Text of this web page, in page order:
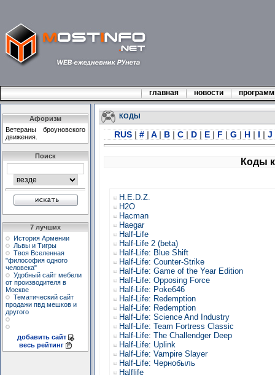
главная новости
Афоризм
Ветераны броуновского
движения.
Поиск
7 лучших
История Армении
Львы и Тигры
Твоя Вселенная
"философия одного
человека"
Удобный сайт мебели
от производителя в
Москве
Тематический сайт
продажи пвд мешков и
другого
добавить сайт
весь рейтинг
КОДЫ
RUS | # | A | B | C | D | E | F | G | H | I | J
Коды
H.E.D.Z.
H2O
Hacman
Haegar
Half-Life
Half-Life 2 (beta)
Half-Life: Blue Shift
Half-Life: Counter-Strike
Half-Life: Game of the Year Edition
Half-Life: Opposing Force
Half-Life: Poke646
Half-Life: Redemption
Half-Life: Redemption
Half-Life: Science And Industry
Half-Life: Team Fortress Classic
Half-Life: The Challendger Deep
Half-Life: Uplink
Half-Life: Vampire Slayer
Half-Life: Чернобыль
Halflife